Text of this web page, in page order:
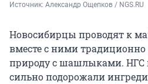
Источник: Александр Ощепков / NGS.RU
Новосибирцы проводят к
вместе с ними
природу с шашлыками. НГС
сильно подорожали